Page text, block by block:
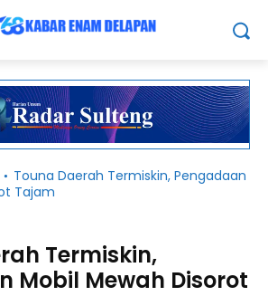
Touna Daerah Termiskin, Pengadaan
Tajam
Termiskin,
Mobil Mewah Disorot